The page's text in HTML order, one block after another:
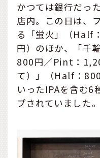
かつては銀行だっ
店内。この日は、
る「蛍火」（Half
円）のほか、「千
800円／Pint：
て）」（Half：
いったIPAを含む6
プされていました。